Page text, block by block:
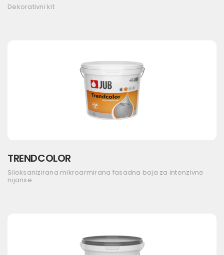
Dekorativni kit
TRENDCOLOR
Siloksanizirana mikroarmirana fasadna boja za intenzivne
nijanse